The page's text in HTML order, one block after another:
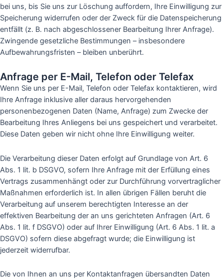
bei uns, bis Sie uns zur Löschung auffordern, Ihre Einwilligung zur
Speicherung widerrufen oder der Zweck für die Datenspeicherung
entfällt (z. B. nach abgeschlossener Bearbeitung Ihrer Anfrage).
Zwingende gesetzliche Bestimmungen – insbesondere
Aufbewahrungsfristen – bleiben unberührt.
Anfrage per E-Mail, Telefon oder Telefax
Wenn Sie uns per E-Mail, Telefon oder Telefax kontaktieren, wird
Ihre Anfrage inklusive aller daraus hervorgehenden
personenbezogenen Daten (Name, Anfrage) zum Zwecke der
Bearbeitung Ihres Anliegens bei uns gespeichert und verarbeitet.
Diese Daten geben wir nicht ohne Ihre Einwilligung weiter.
Die Verarbeitung dieser Daten erfolgt auf Grundlage von Art. 6
Abs. 1 lit. b DSGVO, sofern Ihre Anfrage mit der Erfüllung eines
Vertrags zusammenhängt oder zur Durchführung vorvertraglicher
Maßnahmen erforderlich ist. In allen übrigen Fällen beruht die
Verarbeitung auf unserem berechtigten Interesse an der
effektiven Bearbeitung der an uns gerichteten Anfragen (Art. 6
Abs. 1 lit. f DSGVO) oder auf Ihrer Einwilligung (Art. 6 Abs. 1 lit. a
DSGVO) sofern diese abgefragt wurde; die Einwilligung ist
jederzeit widerrufbar.
Die von Ihnen an uns per Kontaktanfragen übersandten Daten